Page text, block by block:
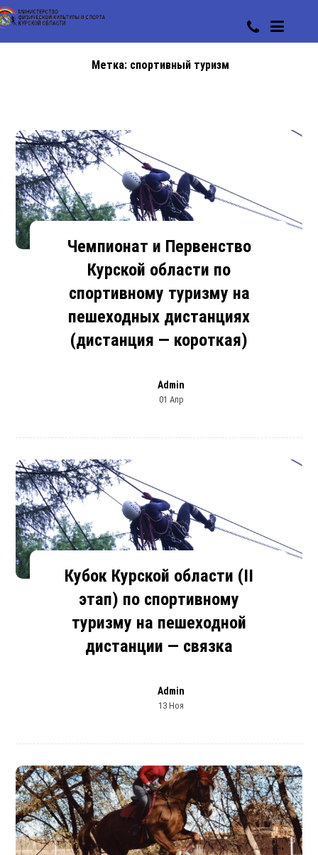
Метка: спортивный туризм
Чемпионат и Первенство
Курской области по
спортивному туризму на
пешеходных дистанциях
(дистанция — короткая)
Admin
01 Апр
Кубок Курской области (II
этап) по спортивному
туризму на пешеходной
дистанции — связка
Admin
13 Ноя